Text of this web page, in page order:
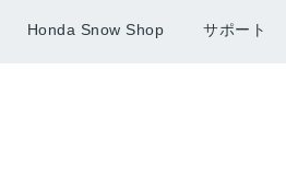
Honda Snow Shop サポート